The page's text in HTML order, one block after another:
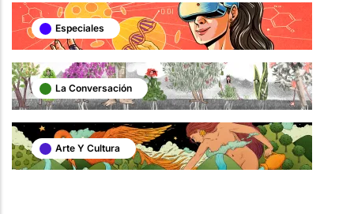
Especiales
La Conversación
Arte Y Cultura